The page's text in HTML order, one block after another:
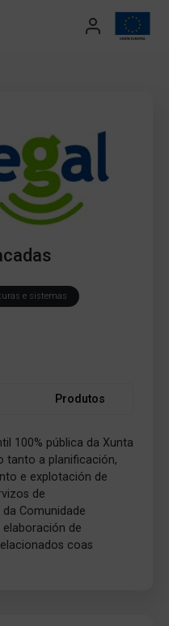
e sistemas
Produtos
100% pública da Xunta
tanto a planificación,
e explotación de
de
Comunidade
de
coas